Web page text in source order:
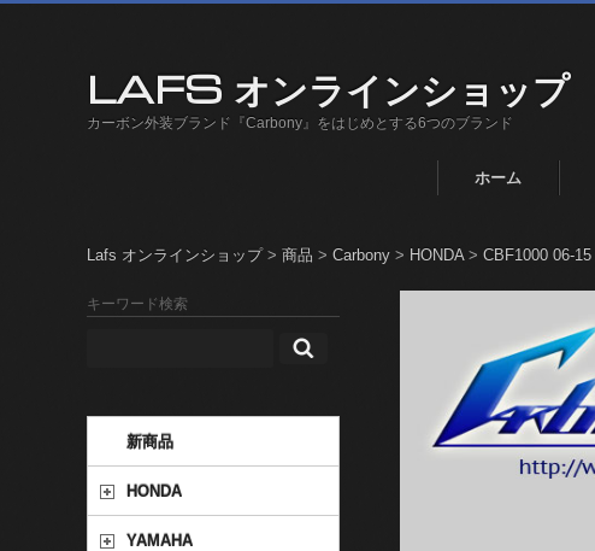
LAFS オンラインショップ
カーボン外装ブランド『Carbony』をはじめとする6つのブランド
ホーム
Lafs オンラインショップ> 商品 > Carbony > HONDA> CBF1000 06-15
キーワード検索
新商品
HONDA
YAMAHA